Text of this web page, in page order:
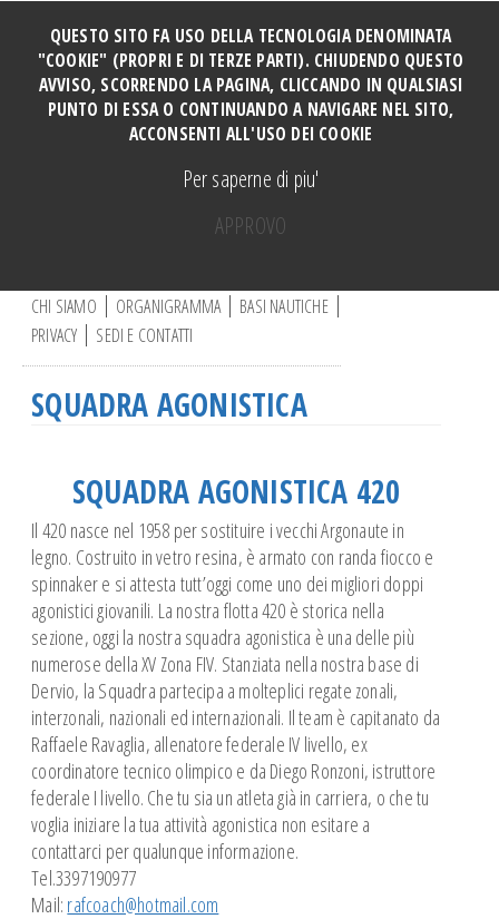
r
.
CHI SIAMO ORGANIGRAMMA
BASI NAUTICHE
PRIVACY
SEDI E CONTATTI
HOME
Manovre e Ormeggi Cabinati
Manovre a motore base DERVIO
Vela ragazzi
CORSO CATAMARANO
Vela e disabili
Corsi Meteo
Corso GMDSS-SRC
SICUREZZA WS OSR 6.01
CORSO NAVIGAZIONE ASTRONOMICA
PATENTE NAUTICA
CONFERENZE
SQUADRA AGONISTICA
SCUOLE
Giornata del Mare
REGATE
NEWS
ISTRUTTORI
SQUADRA AGONISTICA
SQUADRA AGONISTICA 420
Il 420 nasce nel 1958 per sostituire i vecchi Argonaute in
legno. Costruito in vetro resina, è armato con randa fiocco e
spinnaker e si attesta tutt’oggi come uno dei migliori doppi
agonistici giovanili. La nostra flotta 420 è storica nella
sezione, oggi la nostra squadra agonistica è una delle più
numerose della XV Zona FIV. Stanziata nella nostra base di
Dervio, la Squadra partecipa a molteplici regate zonali,
interzonali, nazionali ed internazionali. Il team è capitanato da
Raffaele Ravaglia, allenatore federale IV livello, ex
coordinatore tecnico olimpico e da Diego Ronzoni, istruttore
federale I livello. Che tu sia un atleta già in carriera, o che tu
voglia iniziare la tua attività agonistica non esitare a
contattarci per qualunque informazione.
Tel.3397190977
Mail: rafcoach@hotmail.com
QUESTO SITO FA USO DELLA TECNOLOGIA DENOMINATA
"COOKIE" (PROPRI E DI TERZE PARTI). CHIUDENDO QUESTO
AVVISO, SCORRENDO LA PAGINA, CLICCANDO IN QUALSIASI
PUNTO DI ESSA O CONTINUANDO A NAVIGARE NEL SITO,
ACCONSENTI ALL'USO DEI COOKIE
Per saperne di piu'
APPROVO